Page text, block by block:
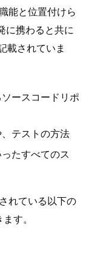
能と位置付けら
に携わると共に
載されていま
ースコードリポ
テストの方法
たすべてのス
れている以下の
す。